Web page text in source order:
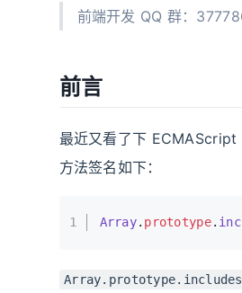
前端开发 QQ 群：
前言
最近又看了下 ECMAScript
方法签名如下：
1 Array. prototype.